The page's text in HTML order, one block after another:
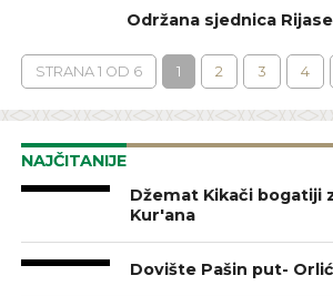
Održana sjednica
STRANA 1 OD 6 1 2 3 4
NAJČITANIJE
Džemat Kikači bogatiji
Kur'ana
Dovište Pašin put-